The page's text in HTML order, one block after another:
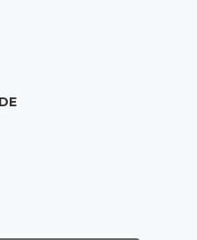
Riedel volta a